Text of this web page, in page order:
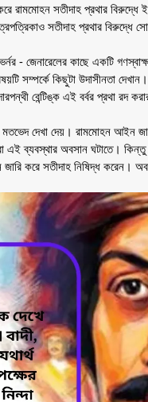
রামমোহন সতীদাহ প্রথার বিরুদ্ধে
সতীদাহ প্রথার বিরুদ্ধে
- জেনারেলের কাছে একটি
সম্পর্কে কিছুটা উদাসীনতা
বেন্টিঙ্ক এই বর্বর প্রথা রদ
দেখা দেয়। রামমোহন আইন
এই ব্যবস্থার অবসান ঘটাতে।
জারি করে সতীদাহ নিষিদ্ধ